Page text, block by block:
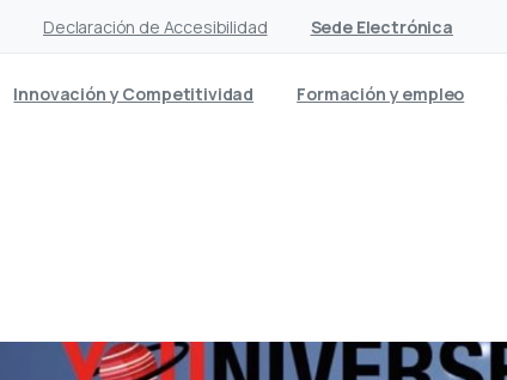
Declaración de Accesibilidad Sede Electrónica
Innovación y Competitividad Formación y empleo